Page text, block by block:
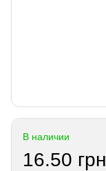
В наличии
16.50 грн